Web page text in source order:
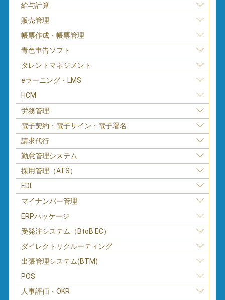
給与計算
販売管理
帳票作成・帳票管理
青色申告ソフト
タレントマネジメント
eラーニング・LMS
HCM
労務管理
電子契約・電子サイン・電子署名
請求代行
勤怠管理システム
採用管理（ATS）
EDI
マイナンバー管理
ERPパッケージ
受発注システム（BtoB EC）
ダイレクトリクルーティング
出張管理システム(BTM)
POS
人事評価・OKR